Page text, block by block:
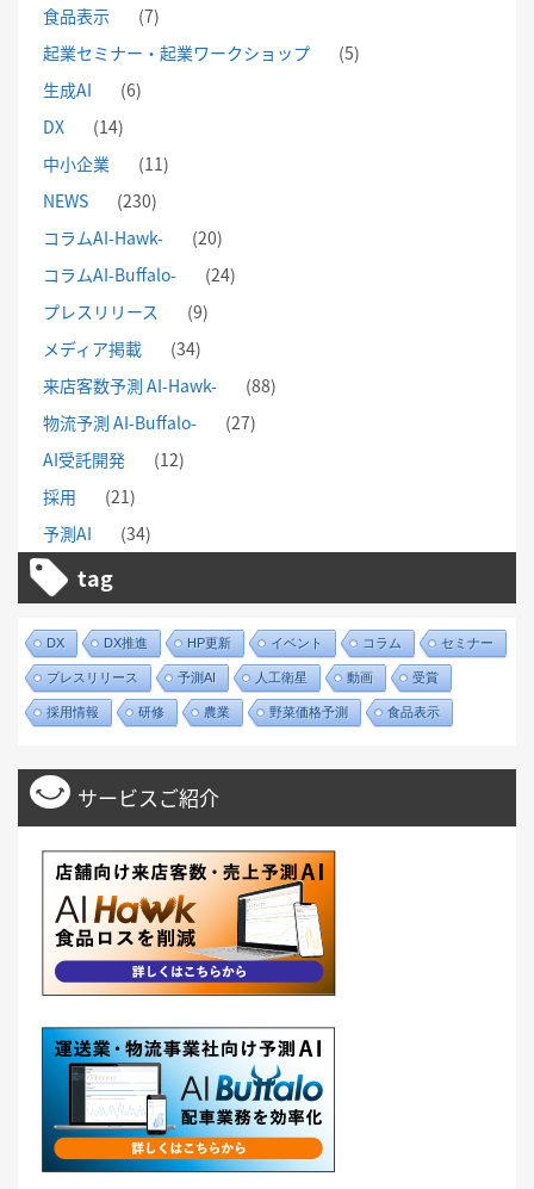
食品表示
(7)
起業セミナー・起業ワークショップ
(5)
生成AI
(6)
DX
(14)
中小企業
(11)
NEWS
(230)
コラムAI-Hawk-
(20)
コラムAI-Buffalo-
(24)
プレスリリース
(9)
メディア掲載
(34)
来店客数予測 AI-Hawk-
(88)
物流予測 AI-Buffalo-
(27)
AI受託開発
(12)
採用
(21)
予測AI
(34)
tag
DX DX推進 HP更新 イベント コラム セミナー
プレスリリース 予測AI 人工衛星 動画 受賞
採用情報 研修 農業 野菜価格予測 食品表示
サービスご紹介